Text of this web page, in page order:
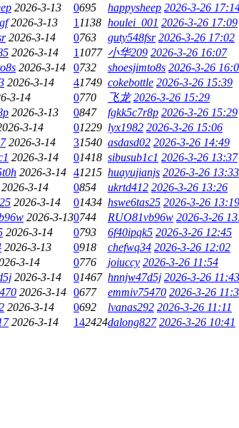
2026-3-13 0695 happysheep 2026-3-26
2026-3-13 1 1138 houlei_001 2026-3-26 17:09
2026-3-14 0763 guty548fsr 2026-3-26 17:02
2026-3-14 1 1077 小华209 2026-3-26 16:07
2026-3-14 0732 shoesjimto8s 2026-3-26
2026-3-14 41749 cokebottle 2026-3-26 15:39
3-14 0770 飞龙 2026-3-26 15:29
2026-3-13 0847 fgkk5c7r8p 2026-3-26 15:29
3-14 01229 lyx1982 2026-3-26 15:06
2026-3-14 31540 asdasd02 2026-3-26 14:49
2026-3-14 01418 sibusub1c1 2026-3-26 13:37
2026-3-14 41215 huayujianjs 2026-3-26 13:33
2026-3-14 0854 ukrtd412 2026-3-26 13:26
2026-3-14 01434 hswe6tas25 2026-3-26 13:19
2026-3-130744 RUO81vb96w 2026-3-26
2026-3-14 0793 6f40ipqk5 2026-3-26 12:45
2026-3-13 0918 chefwq34 2026-3-26 12:02
3-14 0776 joiuccy 2026-3-26 11:54
2026-3-14 01467 hnnjw47d5j 2026-3-26 11:43
2026-3-14 0677 emmiv75470 2026-3-26
2026-3-14 0692 lvanas292 2026-3-26 11:11
2026-3-14 142424dalong827 2026-3-26 10:41